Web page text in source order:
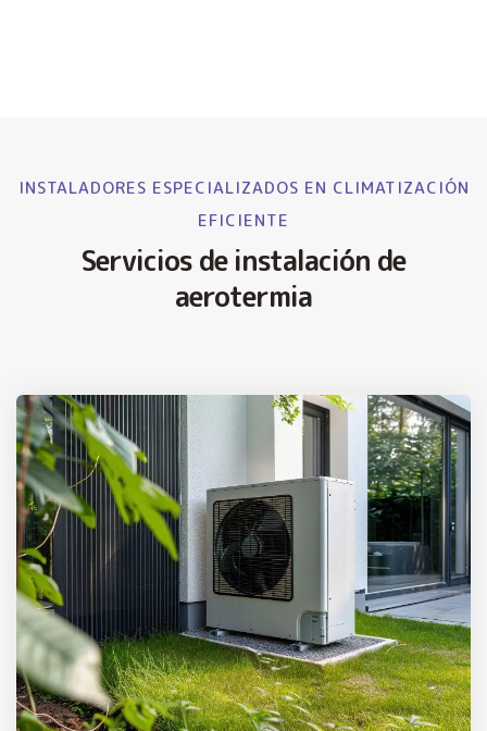
INSTALADORES ESPECIALIZADOS EN CLIMATIZACIÓN
EFICIENTE
Servicios de instalación de
aerotermia